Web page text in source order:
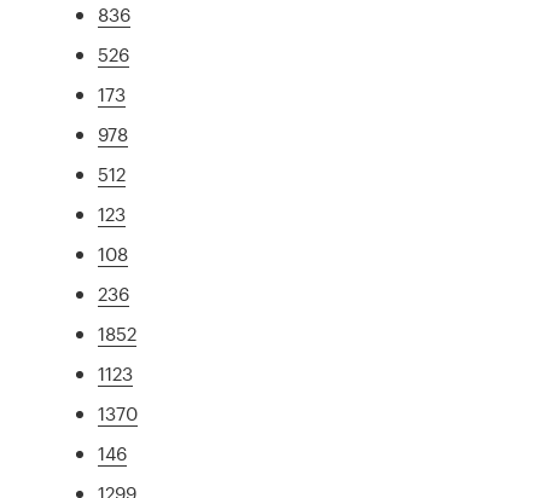
836
526
173
978
512
123
108
236
1852
1123
1370
146
1299